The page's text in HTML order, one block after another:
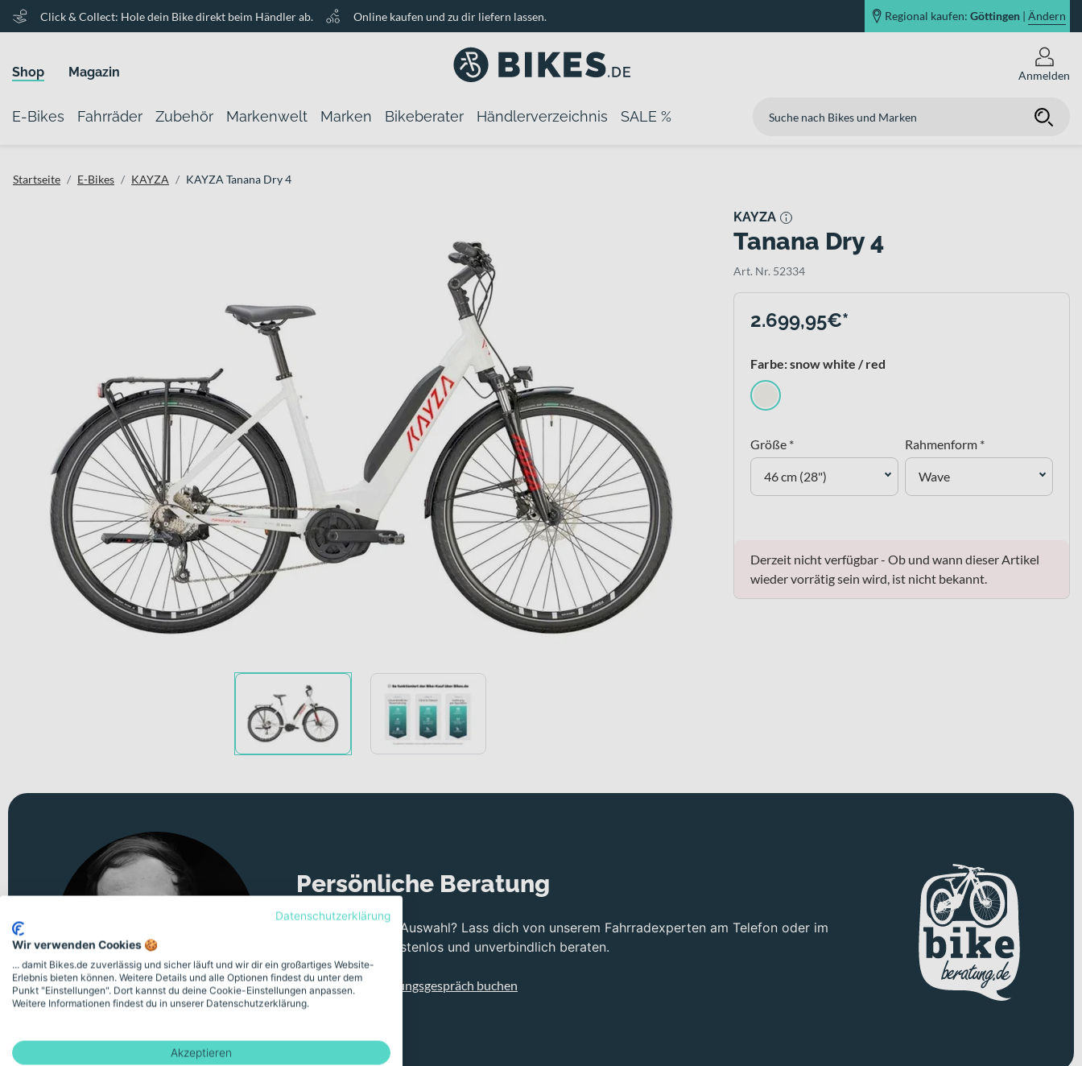
Click & Collect: Hole dein Bike direkt beim Händler ab. Online kaufen und zu dir liefern lassen. Regional kaufen: Göttingen | Ändern
Shop Magazin Anmelden
E-Bikes Fahrräder Zubehör Markenwelt Marken Bikeberater Händlerverzeichnis SALE %
Startseite E-Bikes KAYZA KAYZA Tanana Dry 4
KAYZA
Tanana Dry 4
Art. Nr. 52334
2.699,95€*
Farbe: snow white / red
Größe *
46 cm (28")
Rahmenform *
Wave
Derzeit nicht verfügbar - Ob und wann dieser Artikel
wieder vorrätig sein wird, ist nicht bekannt.
Persönliche Beratung
Unsicher bei der Auswahl? Lass dich von unserem Fahrradexperten am Telefon oder im
Videomeeting kostenlos und unverbindlich beraten.
Kostenloses Beratungsgespräch buchen
Datenschutzerklärung
Wir verwenden Cookies 🍪
... damit Bikes.de zuverlässig und sicher läuft und wir dir ein großartiges Website-
Erlebnis bieten können. Weitere Details und alle Optionen findest du unter dem
Punkt "Einstellungen". Dort kannst du deine Cookie-Einstellungen anpassen.
Weitere Informationen findest du in unserer Datenschutzerklärung.
Akzeptieren